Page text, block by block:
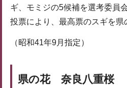
ギ、モミジの5候補を選考委員
投票により、最高票のスギを県
（昭和41年9月指定）
県の花 奈良八重桜